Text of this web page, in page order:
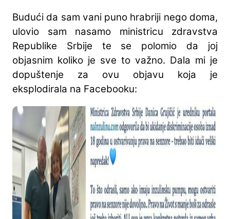
Budući da sam vani puno hrabriji nego doma,
ulovio sam nasamo ministricu zdravstva
Republike Srbije te se polomio da joj
objasnim koliko je sve to važno. Dala mi je
dopuštenje za ovu objavu koja je
eksplodirala na Facebooku: